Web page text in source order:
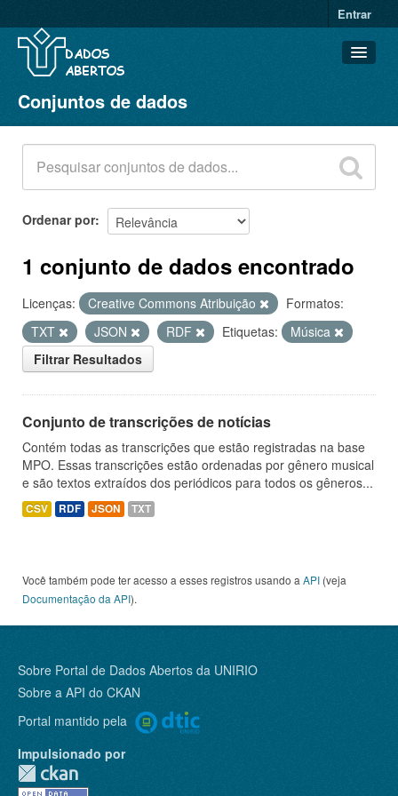
Entrar
Conjuntos de dados
Organizações
Grupos
Sobre
Conjuntos de dados
Ordenar por
1 conjunto de dados encontrado
Licenças: Creative Commons Atribuição
Formatos:
TXT
JSON RDF Etiquetas:
Música
Filtrar Resultados
Conjunto de transcrições de notícias
Contém todas as transcrições que estão registradas na base
MPO. Essas transcrições estão ordenadas por gênero musical
e são textos extraídos dos periódicos para todos os gêneros...
CSV RDF JSON TXT
Você também pode ter acesso a esses registros usando a API (veja
Documentação da API).
Sobre Portal de Dados Abertos da UNIRIO
Sobre a API do CKAN
Portal mantido pela
Impulsionado por